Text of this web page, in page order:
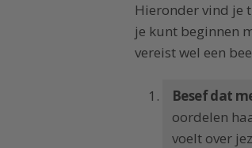
Hieronder vind je
je kunt beginnen
vereist wel een
Besef dat
oordelen
voelt over